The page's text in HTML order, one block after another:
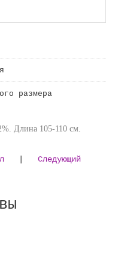
размера
Длина 105-110 см.
| Следующий